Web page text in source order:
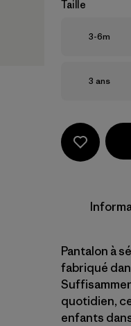
Taille
Taille
3-6m
Taille
3 ans
Pantalon à
fabriqué
quotidien,
enfants